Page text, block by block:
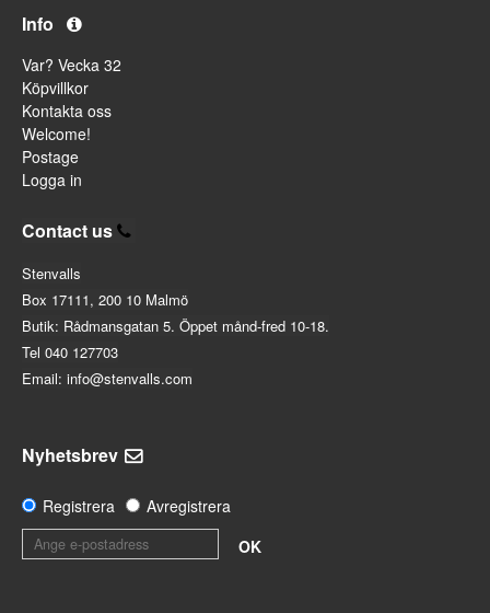
Info
Var? Vecka 32
Köpvillkor
Kontakta oss
Welcome!
Postage
Logga in
Contact us
Stenvalls
Box 17111, 200 10 Malmö
Butik: Rådmansgatan 5. Öppet månd-fred 10-18.
Tel 040 127703
Email: info@stenvalls.com
Nyhetsbrev
Registrera
Avregistrera
OK